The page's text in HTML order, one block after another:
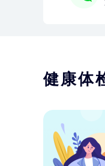
健康体